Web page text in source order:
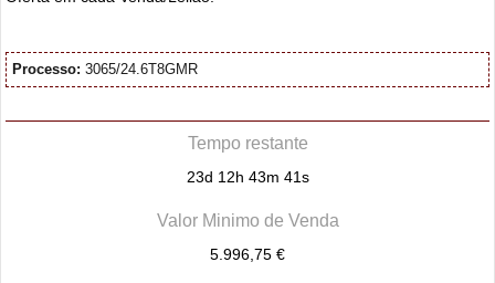
Processo: 3065/24.6T8GMR
Tempo restante
23d 12h 43m 40s
Valor Minimo de Venda
5.996,75 €